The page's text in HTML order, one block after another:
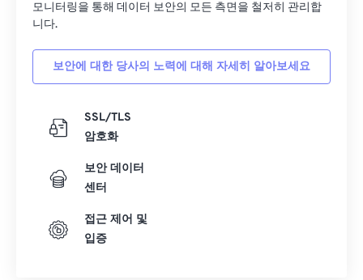
모니터링을 통해 데이터 보안의 모든 측면을 철저히 관리합
니다.
보안에 대한 당사의 노력에 대해 자세히 알아보세요
SSL/TLS
암호화
보안 데이터
센터
접근 제어 및
입증